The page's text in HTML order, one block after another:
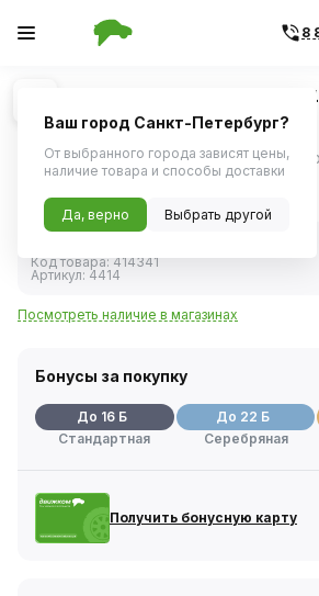
8
1/1
Быстрый старт Bi bi care
335мл
Код товара:414341
Артикул: 4414
Посмотреть наличие в магазинах
Бонусы за покупку
До 16 Б
Стандартная
До 22 Б
Серебряная
Получить бонусную карту
Ваш город Санкт-Петербург?
От выбранного города зависят цены,
наличие товара и способы доставки
Да, верно Выбрать другой